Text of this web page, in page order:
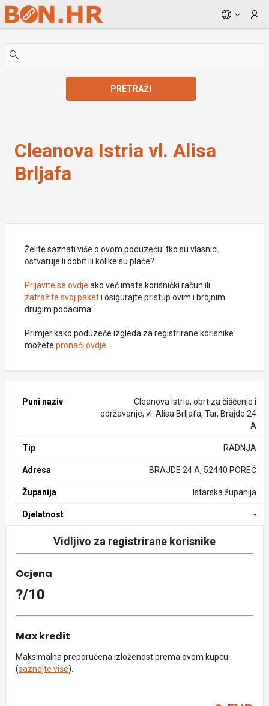
Skip to Main Content
PRETRAŽI
Cleanova Istria vl. Alisa
Brljafa
Želite saznati više o ovom poduzeću: tko su vlasnici,
ostvaruje li dobit ili kolike su plaće?
Prijavite se ovdje ako već imate korisnički račun ili
zatražite svoj paketi osigurajte pristup ovim i brojnim
drugim podacima!
Primjer kako poduzeće izgleda za registrirane korisnike
možete pronaći ovdje
Puni naziv
Cleanova Istria, obrt za čiščenje i
održavanje, vl. Alisa Brljafa, Tar, Brajde 24
A
Tip RADNJA
Adresa BRAJDE 24 A, 52440 POREČ
Županija Istarska županija
Djelatnost -
Vidljivo za registrirane korisnike
Ocjena
?/10
Max kredit
Maksimalna preporučena izloženost prema ovom kupcu
(saznajte više).